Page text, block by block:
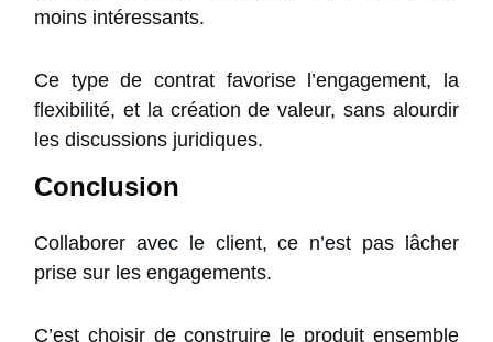
moins intéressants.
Ce type de contrat favorise l’engagement, la
flexibilité, et la création de valeur, sans alourdir
les discussions juridiques.
Conclusion
Collaborer avec le client, ce n’est pas lâcher
prise sur les engagements.
C’est choisir de construire le produit ensemble